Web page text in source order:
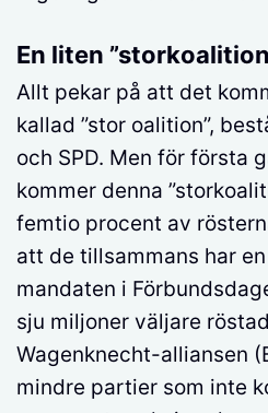
En liten
Allt pekar på att det
kallad ”stor oalition”,
och SPD. Men för första
kommer denna
femtio procent av
att de tillsammans har
mandaten i
sju miljoner väljare
Wagenknecht-alliansen
mindre partier som inte